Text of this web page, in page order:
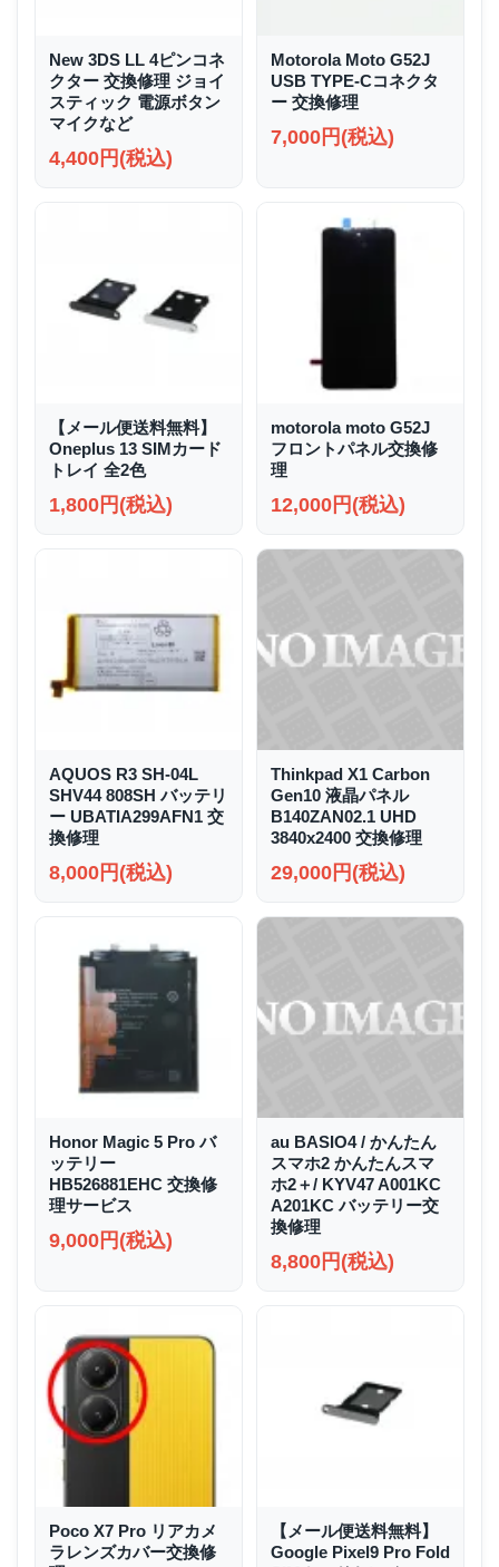
New 3DS LL 4ピンコネ
クター 交換修理 ジョイ
スティック 電源ボタン
マイクなど
4,400円(税込)
Motorola Moto G52J
USB TYPE-Cコネクタ
ー 交換修理
7,000円(税込)
【メール便送料無料】
Oneplus 13 SIMカード
トレイ 全2色
1,800円(税込)
motorola moto G52J
フロントパネル交換修
理
12,000円(税込)
AQUOS R3 SH-04L
SHV44 808SH バッテリ
ー UBATIA299AFN1 交
換修理
8,000円(税込)
Thinkpad X1 Carbon
Gen10 液晶パネル
B140ZAN02.1 UHD
3840x2400 交換修理
29,000円(税込)
Honor Magic 5 Pro バ
ッテリー
HB526881EHC 交換修
理サービス
9,000円(税込)
au BASIO4 / かんたん
スマホ2 かんたんスマ
ホ2＋/ KYV47 A001KC
A201KC バッテリー交
換修理
8,800円(税込)
Poco X7 Pro リアカメ
ラレンズカバー交換修
【メール便送料無料】
Google Pixel9 Pro Fold